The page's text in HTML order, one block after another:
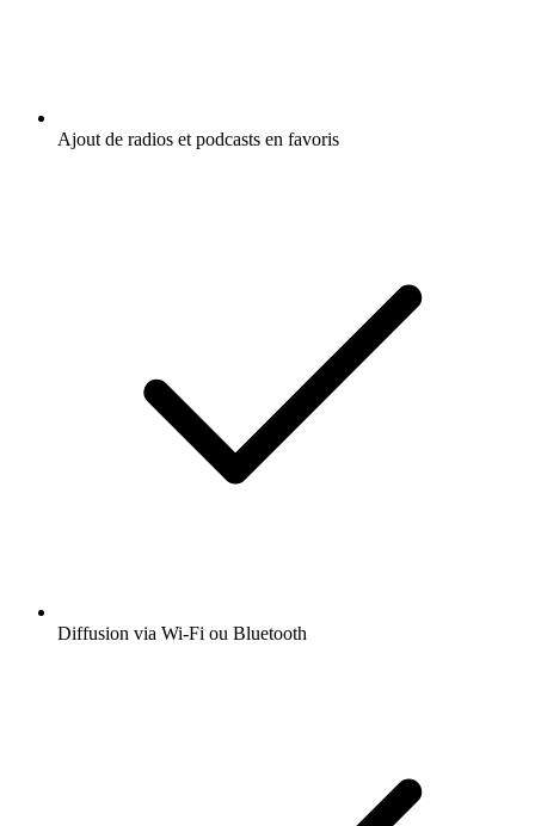
Ajout de radios et podcasts en favoris
Diffusion via Wi-Fi ou Bluetooth